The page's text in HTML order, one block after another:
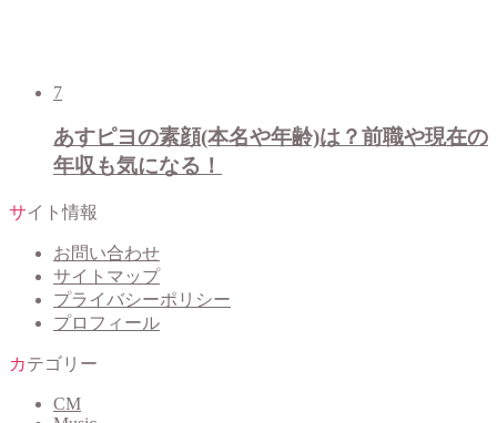
7
あすピヨの素顔(本名や年齢)は？前職や現在の
年収も気になる！
サイト情報
お問い合わせ
サイトマップ
プライバシーポリシー
プロフィール
カテゴリー
CM